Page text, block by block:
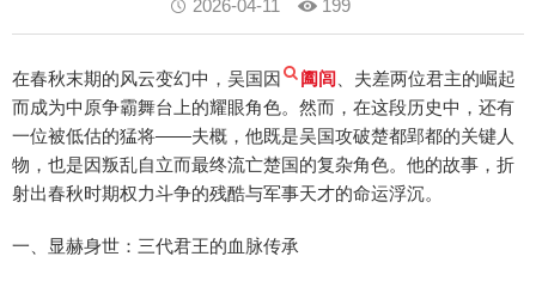
2026-04-11 199
在春秋末期的风云变幻中，吴国因 阖闾 、夫差两位君主的崛起
而成为中原争霸舞台上的耀眼角色。然而，在这段历史中，还有
一位被低估的猛将——夫概，他既是吴国攻破楚都郢都的关键人
物，也是因叛乱自立而最终流亡楚国的复杂角色。他的故事，折
射出春秋时期权力斗争的残酷与军事天才的命运浮沉。
一、显赫身世：三代君王的血脉传承